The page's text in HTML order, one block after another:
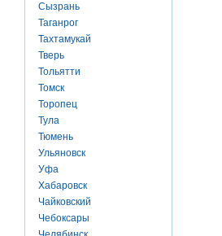
Сызрань
Таганрог
Тахтамукай
Тверь
Тольятти
Томск
Торопец
Тула
Тюмень
Ульяновск
Уфа
Хабаровск
Чайковский
Чебоксары